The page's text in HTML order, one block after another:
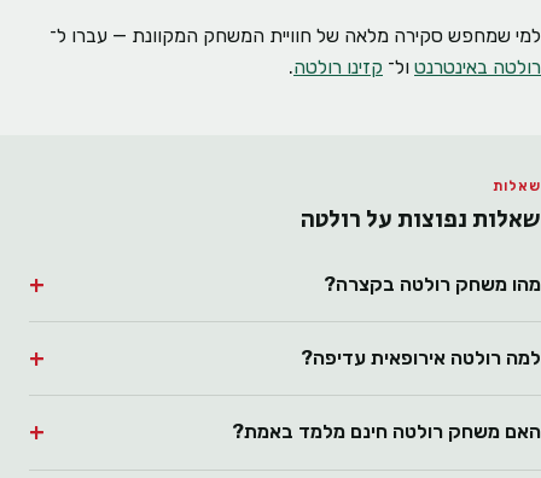
למי שמחפש סקירה מלאה של חוויית המשחק המקוונת — עברו ל־
רולטה באינטרנט ול־ קזינו רולטה.
שאלות
שאלות נפוצות על רולטה
מהו משחק רולטה בקצרה?
למה רולטה אירופאית עדיפה?
האם משחק רולטה חינם מלמד באמת?